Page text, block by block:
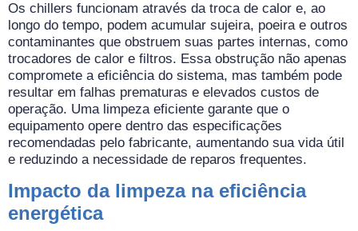
Os chillers funcionam através da troca de calor e, ao
longo do tempo, podem acumular sujeira, poeira e outros
contaminantes que obstruem suas partes internas, como
trocadores de calor e filtros. Essa obstrução não apenas
compromete a eficiência do sistema, mas também pode
resultar em falhas prematuras e elevados custos de
operação. Uma limpeza eficiente garante que o
equipamento opere dentro das especificações
recomendadas pelo fabricante, aumentando sua vida útil
e reduzindo a necessidade de reparos frequentes.
Impacto da limpeza na eficiência
energética